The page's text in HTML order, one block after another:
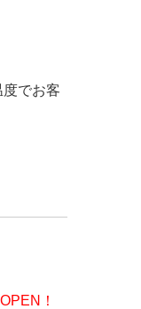
でお客
！